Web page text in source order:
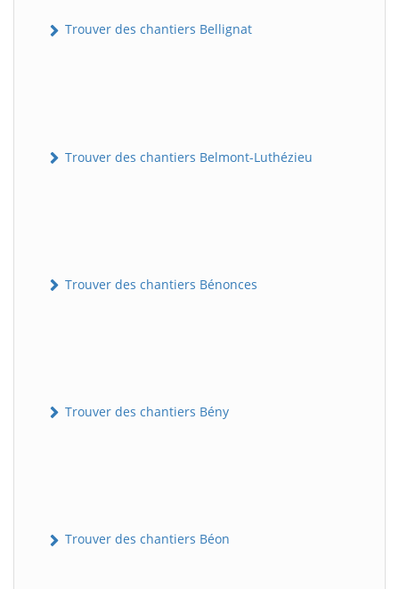
Trouver des chantiers Bellignat
Trouver des chantiers Belmont-Luthézieu
Trouver des chantiers Bénonces
Trouver des chantiers Bény
Trouver des chantiers Béon